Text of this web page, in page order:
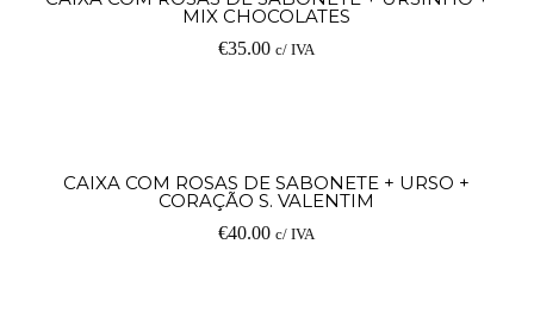
MIX CHOCOLATES
€35.00 c/ IVA
CAIXA COM ROSAS DE SABONETE + URSO +
CORAÇÃO S. VALENTIM
€40.00 c/ IVA